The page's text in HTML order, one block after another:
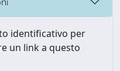
identificativo per
un link a questo